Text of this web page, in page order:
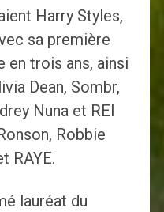
Harry Styles,
sa première
en trois ans, ainsi
Dean, Sombr,
Nuna et REI
Robbie
RAYE.
lauréat du